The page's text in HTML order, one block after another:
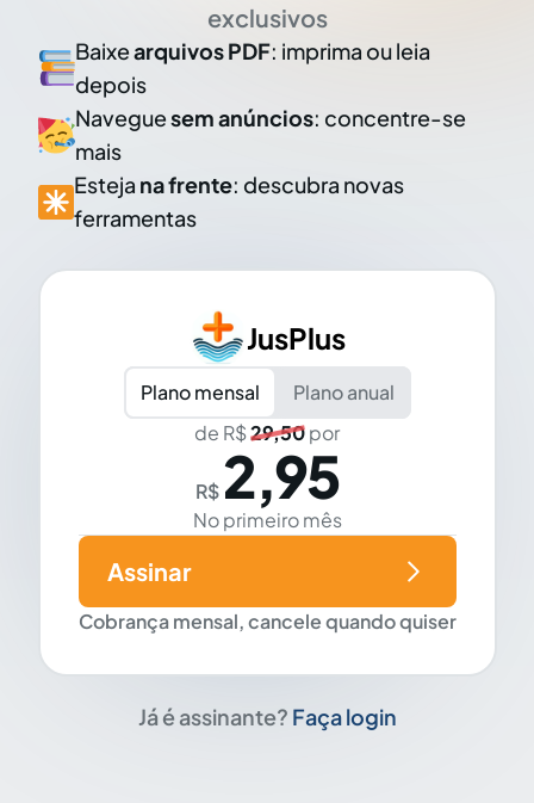
exclusivos
Baixearquivos PDF: imprima ou leia
depois
Naveguesem anúncios: concentre-se
mais
Esteja na frente: descubra novas
ferramentas
JusPlus
Plano mensal
Plano anual
de R$29,50por
R$ 2,95
No primeiro mês
Cobrança mensal, cancele quando quiser
Assinar
Já é assinante? Faça login